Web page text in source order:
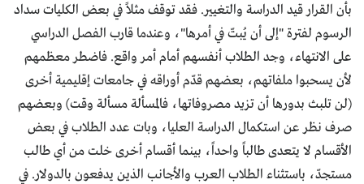
بأن القرار قيد الدراسة والتغيير. فقد توقف مثلاً في بعض الكليات سداد
الرسوم لفترة "إلى أن يُبتّ في أمرها"، وعندما قارب الفصل الدراسي
على الانتهاء، وجد الطلاب أنفسهم أمام أمر واقع. فاضطر معظمهم
لأن يسحبوا ملفاتهم، بعضهم قدّم أوراقه في جامعات إقليمية أخرى
(لن تلبث بدورها أن تزيد مصروفاتها، فالمسألة مسألة وقت) وبعضهم
صرف نظر عن استكمال الدراسة العليا، وبات عدد الطلاب في بعض
الأقسام لا يتعدى طالباً واحداً، بينما أقسام أخرى خلت من أي طالب
مستجدّ، باستثناء الطلاب العرب والأجانب الذين يدفعون بالدولار. في